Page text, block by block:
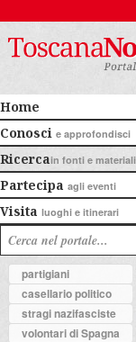
Home
Conosci e approfondisci
Ricercain fonti e materiali
Partecipa agli eventi
Visita luoghi e itinerari
partigiani
casellario politico
stragi nazifasciste
volontari di Spagna